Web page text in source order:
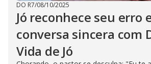
DO R7/08/10/2025
Jó reconhece seu erro
conversa sincera com
Vida de Jó